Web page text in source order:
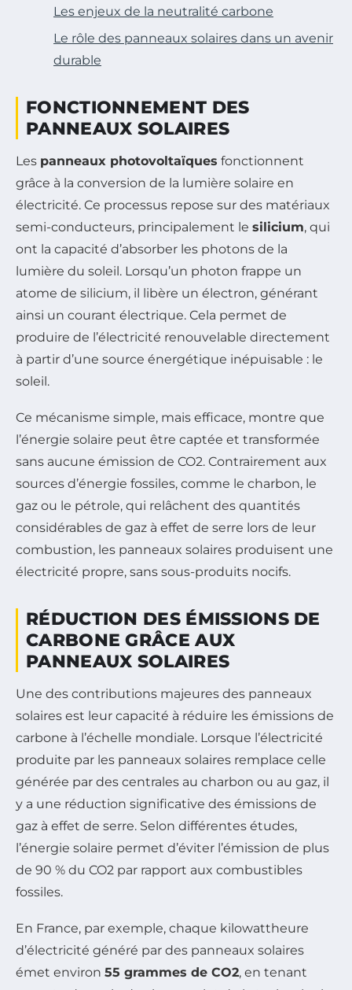
Les enjeux de la neutralité carbone
Le rôle des panneaux solaires dans un avenir
durable
FONCTIONNEMENT DES
PANNEAUX SOLAIRES
Les panneaux photovoltaïques fonctionnent
grâce à la conversion de la lumière solaire en
électricité. Ce processus repose sur des matériaux
semi-conducteurs, principalement le silicium, qui
ont la capacité d’absorber les photons de la
lumière du soleil. Lorsqu’un photon frappe un
atome de silicium, il libère un électron, générant
ainsi un courant électrique. Cela permet de
produire de l’électricité renouvelable directement
à partir d’une source énergétique inépuisable : le
soleil.
Ce mécanisme simple, mais efficace, montre que
l’énergie solaire peut être captée et transformée
sans aucune émission de CO2. Contrairement aux
sources d’énergie fossiles, comme le charbon, le
gaz ou le pétrole, qui relâchent des quantités
considérables de gaz à effet de serre lors de leur
combustion, les panneaux solaires produisent une
électricité propre, sans sous-produits nocifs.
RÉDUCTION DES ÉMISSIONS DE
CARBONE GRÂCE AUX
PANNEAUX SOLAIRES
Une des contributions majeures des panneaux
solaires est leur capacité à réduire les émissions de
carbone à l’échelle mondiale. Lorsque l’électricité
produite par les panneaux solaires remplace celle
générée par des centrales au charbon ou au gaz, il
y a une réduction significative des émissions de
gaz à effet de serre. Selon différentes études,
l’énergie solaire permet d’éviter l’émission de plus
de 90 % du CO2 par rapport aux combustibles
fossiles.
En France, par exemple, chaque kilowattheure
d’électricité généré par des panneaux solaires
émet environ 55 grammes de CO2, en tenant